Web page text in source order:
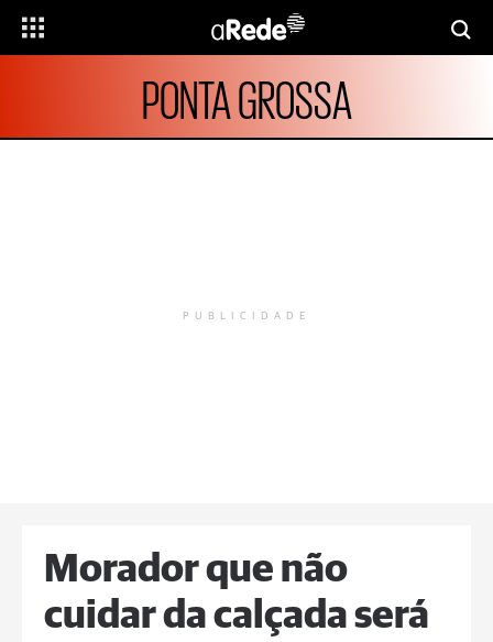
PONTA GROSSA
PUBLICIDADE
Morador que não
cuidar da calçada será